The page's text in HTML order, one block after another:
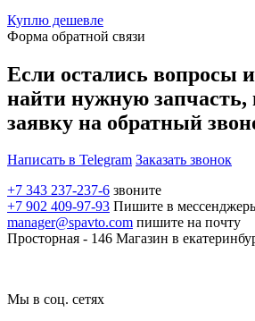
Куплю дешевле
Форма обратной связи
Если остались вопросы
найти нужную запчасть,
заявку на обратный
Написать в Telegram Заказать звонок
+7 343 237-237-6 звоните
+7 902 409-97-93 Пишите в
manager@spavto.com пишите на почту
Просторная - 146 Магазин в
Мы в соц. сетях